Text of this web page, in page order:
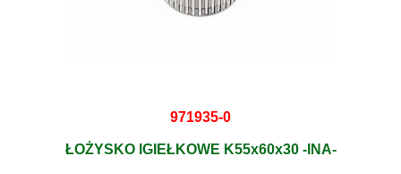
971935-0
ŁOŻYSKO IGIEŁKOWE K55x60x30 -INA-